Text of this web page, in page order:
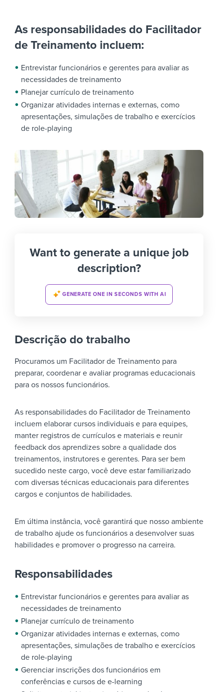
As responsabilidades do Facilitador
de Treinamento incluem:
Entrevistar funcionários e gerentes para avaliar as
necessidades de treinamento
Planejar currículo de treinamento
Organizar atividades internas e externas, como
apresentações, simulações de trabalho e exercícios
de role-playing
Want to generate a unique job
description?
GENERATE ONE IN SECONDS WITH AI
Descrição do trabalho
Procuramos um Facilitador de Treinamento para
preparar, coordenar e avaliar programas educacionais
para os nossos funcionários.
As responsabilidades do Facilitador de Treinamento
incluem elaborar cursos individuais e para equipes,
manter registros de currículos e materiais e reunir
feedback dos aprendizes sobre a qualidade dos
treinamentos, instrutores e gerentes. Para ser bem
sucedido neste cargo, você deve estar familiarizado
com diversas técnicas educacionais para diferentes
cargos e conjuntos de habilidades.
Em última instância, você garantirá que nosso ambiente
de trabalho ajude os funcionários a desenvolver suas
habilidades e promover o progresso na carreira.
Responsabilidades
Entrevistar funcionários e gerentes para avaliar as
necessidades de treinamento
Planejar currículo de treinamento
Organizar atividades internas e externas, como
apresentações, simulações de trabalho e exercícios
de role-playing
Gerenciar inscrições dos funcionários em
conferências e cursos de e-learning